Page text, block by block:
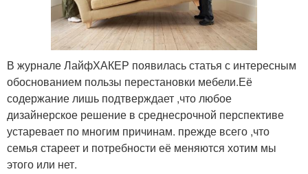
В журнале ЛайфХАКЕР появилась статья с интересным
обоснованием пользы перестановки мебели.Её
содержание лишь подтверждает ,что любое
дизайнерское решение в среднесрочной перспективе
устаревает по многим причинам. прежде всего ,что
семья стареет и потребности её меняются хотим мы
этого или нет.